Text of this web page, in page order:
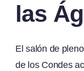
las
El salón de
de los Condes